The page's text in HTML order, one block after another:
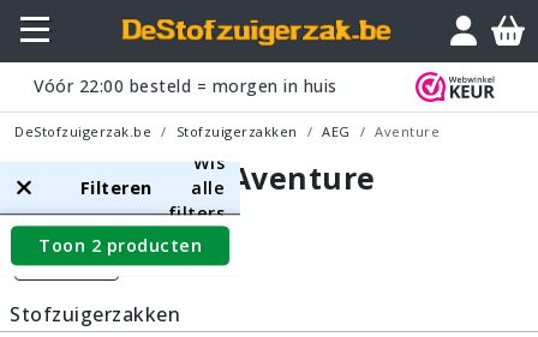
Vóór 22:00 besteld = morgen in huis
DeStofzuigerzak.be Stofzuigerzakken AEG Aventure
AEG Aventure
Filters
Filteren
Wis
alle
filters
Toon 2 producten
Stofzuigerzakken